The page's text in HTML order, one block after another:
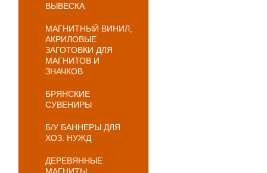
ВЫВЕСКА
МАГНИТНЫЙ ВИНИЛ,
АКРИЛОВЫЕ
ЗАГОТОВКИ ДЛЯ
МАГНИТОВ И
ЗНАЧКОВ
БРЯНСКИЕ
СУВЕНИРЫ
Б/У БАННЕРЫ ДЛЯ
ХОЗ. НУЖД
ДЕРЕВЯННЫЕ